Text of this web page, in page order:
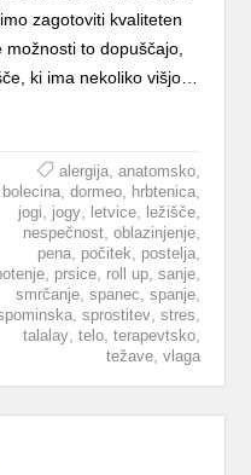
zagotoviti kvaliteten
to dopuščajo,
ki ima nekoliko višjo…
alergija, anatomsko,
bolecina, dormeo, hrbtenica,
jogi jogy, letvice, ležišče,
nespečnost, oblazinjenje,
pena, počitek postelja,
, prsice, roll up, sanje,
smrčanje, spanec spanje,
, sprostitev, stres
talalay, telo, terapevtsko,
težave, vlaga